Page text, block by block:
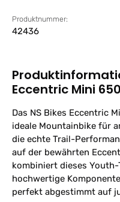
Produktnummer:
42436
Eccentric Mini
Das NS Bikes Eccentric
ideale Mountainbike für
die echte Trail-
auf der bewährten
kombiniert dieses
hochwertige
perfekt abgestimmt auf